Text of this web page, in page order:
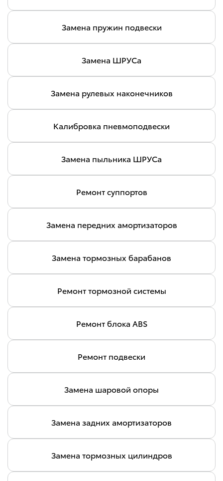
Замена пружин подвески
Замена ШРУСа
Замена рулевых наконечников
Калибровка пневмоподвески
Замена пыльника ШРУСа
Ремонт суппортов
Замена передних амортизаторов
Замена тормозных барабанов
Ремонт тормозной системы
Ремонт блока ABS
Ремонт подвески
Замена шаровой опоры
Замена задних амортизаторов
Замена тормозных цилиндров